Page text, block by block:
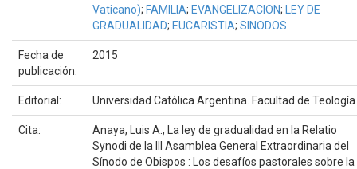
Vaticano); FAMILIA; EVANGELIZACION;
LEY DE
GRADUALIDAD; EUCARISTIA; SINODOS
Fecha de
publicación:
2015
Editorial: Universidad Católica Argentina. Facultad de Teología
Cita:
Anaya, Luis A., La ley de gradualidad en la Relatio
Synodi de la III Asamblea General Extraordinaria del
Sínodo de Obispos : Los desafíos pastorales sobre la